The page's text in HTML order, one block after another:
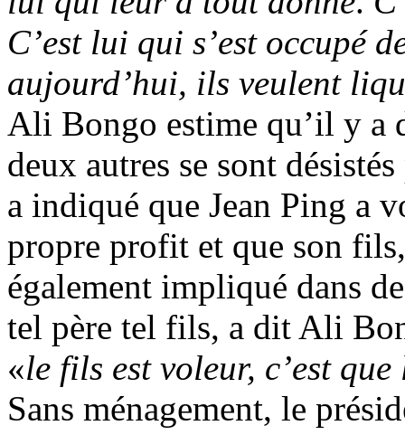
C’est lui qui s’est occupé
aujourd’hui, ils veulent
Ali Bongo estime qu’il y a
deux autres se sont
a indiqué que Jean Ping a
propre profit et que son
également impliqué dans
tel père tel fils, a dit Ali
«le fils est voleur, c’est
Sans ménagement, le